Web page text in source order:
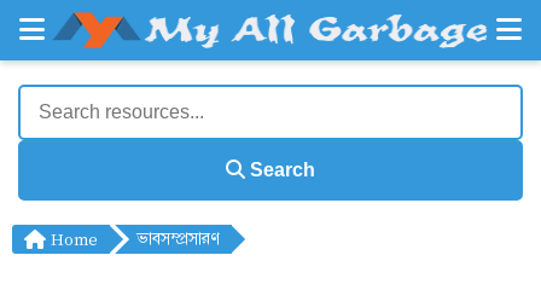
Search
Home ভাবসম্প্রসারণ